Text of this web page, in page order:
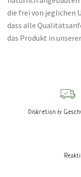
die frei von jeglichen
dass alle
das Produkt in
Diskretion &